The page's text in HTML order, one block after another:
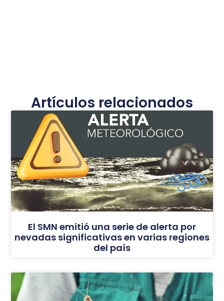
Artículos relacionados
El SMN emitió una serie de alerta por
nevadas significativas en varias regiones
del país